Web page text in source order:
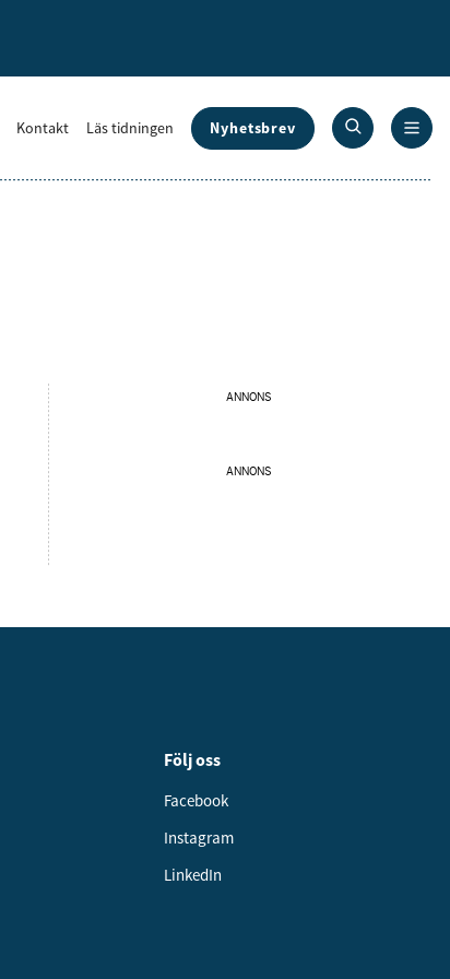
Kontakt Läs tidningen Nyhetsbrev
ANNONS
ANNONS
Följ oss
Facebook
Instagram
LinkedIn